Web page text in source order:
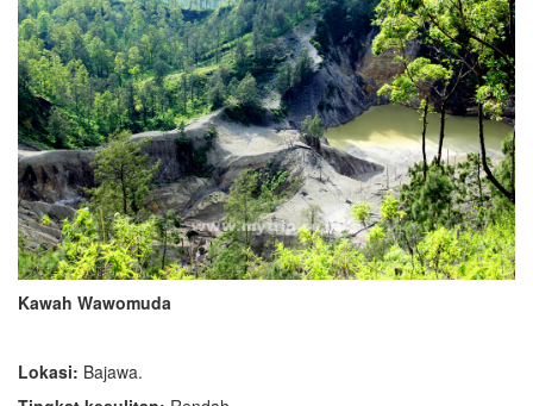
Kawah Wawomuda
Lokasi: Bajawa.